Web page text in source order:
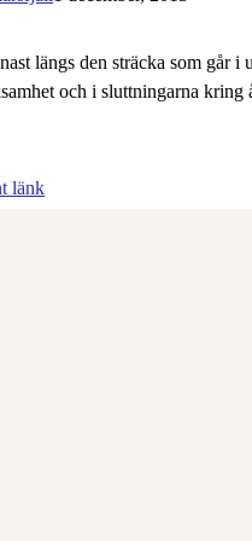
längs den sträcka som
och i sluttningarna kring
länk